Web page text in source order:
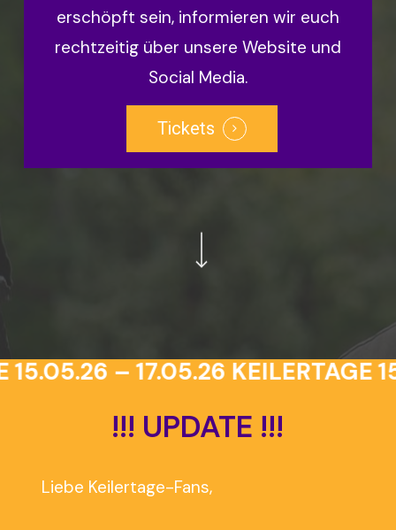
erschöpft sein, informieren wir euch
rechtzeitig über unsere Website und
Social Media.
Tickets
– 17.05.26KEILERTAGE
!!! UPDATE !!!
Liebe Keilertage-Fans,